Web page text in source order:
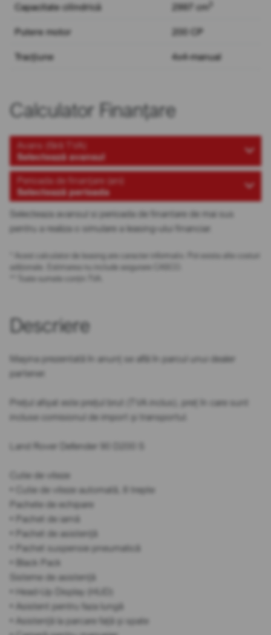
Capacitate cilindrică 2997 cm
Putere motor 200 CP
Tracțiune 4x4-manual
Calculator Finanțare
Avans (fără TVA)
Selectează avansul
Perioada de finanțare (ani)
Selectează perioada
Selecteaza avansul si perioada de finantare de mai sus
pentru a realiza o simulare a leasing-ului financiar.
* Acest calculator de leasing are caracter informativ. Pot exista alte costuri
adiționale. Estimarea nu include asigurare CASCO.
** Toate sumele conțin TVA.
Descriere
Mașina prezentată în anunț se află în parcul unui dealer
partener.
Prețul afișat este prețul brut (TVA inclus), preț în care sunt
incluse comisionul de import și transportul.
Land Rover Defender 90 D200 S
Cutie de viteze
• Cutie de viteze automată, 8 trepte
Pachete de echipare
• Pachet de iarnă
• Pachet de asistență
• Pachet suspensie pneumatică
• Black Pack
Sisteme de asistență
• Head-Up Display (HUD)
• Asistent pentru faza lungă
• Asistență la parcare față și spate